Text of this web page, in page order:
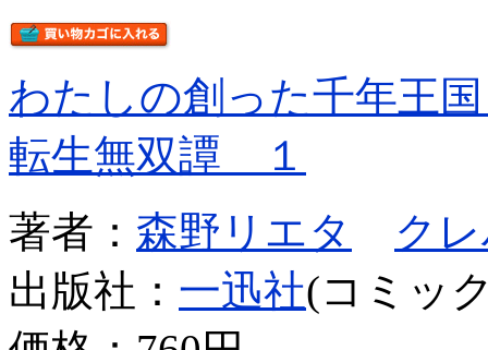
わたしの創った千年王
転生無双譚 １
著者： 森野リエタ
ク
出版社： 一迅社(コミッ